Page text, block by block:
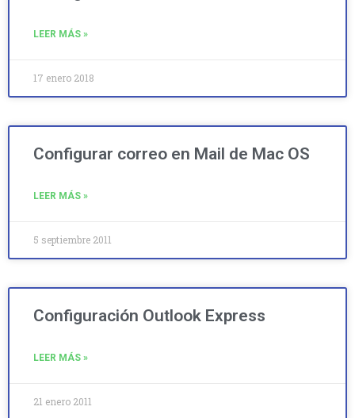
LEER MÁS »
17 enero 2018
Configurar correo en Mail de Mac OS
LEER MÁS »
5 septiembre 2011
Configuración Outlook Express
LEER MÁS »
21 enero 2011